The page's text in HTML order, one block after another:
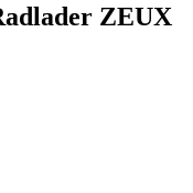
ZEUX